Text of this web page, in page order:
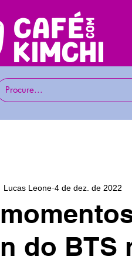
do BTS
Lucas Leone 4 de dez. de 2022